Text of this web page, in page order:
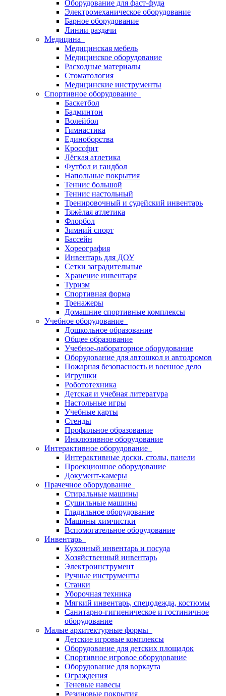
Оборудование для фаст-фуда
Электромеханическое оборудование
Барное оборудование
Линии раздачи
Медицина
Медицинская мебель
Медицинское оборудование
Расходные материалы
Стоматология
Медицинские инструменты
Спортивное оборудование
Баскетбол
Бадминтон
Волейбол
Гимнастика
Единоборства
Кроссфит
Лёгкая атлетика
Футбол и гандбол
Напольные покрытия
Теннис большой
Теннис настольный
Тренировочный и судейский инвентарь
Тяжёлая атлетика
Флорбол
Зимний спорт
Бассейн
Хореография
Инвентарь для ДОУ
Сетки заградительные
Хранение инвентаря
Туризм
Спортивная форма
Тренажеры
Домашние спортивные комплексы
Учебное оборудование
Дошкольное образование
Общее образование
Учебное-лабораторное оборудование
Оборудование для автошкол и автодромов
Пожарная безопасность и военное дело
Игрушки
Робототехника
Детская и учебная литература
Настольные игры
Учебные карты
Стенды
Профильное образование
Инклюзивное оборудование
Интерактивное оборудование
Интерактивные доски, столы, панели
Проекционное оборудование
Документ-камеры
Прачечное оборудование
Стиральные машины
Сушильные машины
Гладильное оборудование
Машины химчистки
Вспомогательное оборудование
Инвентарь
Кухонный инвентарь и посуда
Хозяйственный инвентарь
Электроинструмент
Ручные инструменты
Станки
Уборочная техника
Мягкий инвентарь, спецодежда, костюмы
Санитарно-гигиеническое и гостиничное
оборудование
Малые архитектурные формы
Детские игровые комплексы
Оборудование для детских площадок
Спортивное игровое оборудование
Оборудование для воркаута
Ограждения
Теневые навесы
Резиновые покрытия